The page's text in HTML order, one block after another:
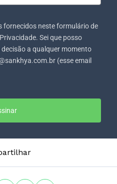
fornecidos neste formulário de
Sei que posso
a qualquer momento
(esse email